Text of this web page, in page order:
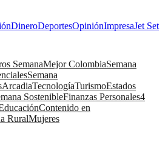
DineroDeportesOpiniónImpresaJet Set
SemanaMejor ColombiaSemana
Semana
ArcadiaTecnologíaTurismoEstados
SostenibleFinanzas Personales4
Contenido en
RuralMujeres